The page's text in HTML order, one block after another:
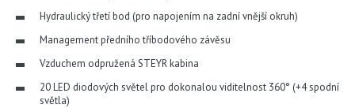
Hydraulický třetí bod (pro napojením na zadní vnější okruh)
Management předního tříbodového závěsu
Vzduchem odpružená STEYR kabina
20 LED diodových světel pro dokonalou viditelnost 360° (+4 spodní
světla)